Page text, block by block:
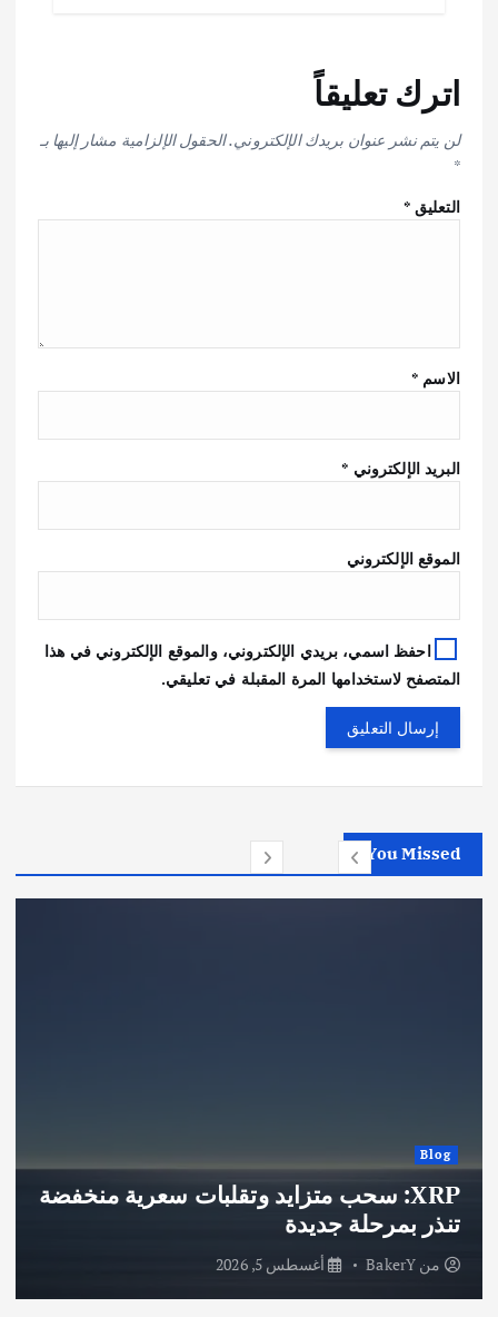
اترك تعليقاً
لن يتم نشر عنوان بريدك الإلكتروني.الحقول الإلزامية مشار إليها بـ
*
التعليق*
الاسم *
البريد الإلكتروني *
الموقع الإلكتروني
احفظ اسمي، بريدي الإلكتروني، والموقع الإلكتروني في هذا
المتصفح لاستخدامها المرة المقبلة في تعليقي.
You Missed
Blog
XRP: سحب متزايد وتقلبات سعرية منخفضة
تنذر بمرحلة جديدة
من BakerY أغسطس 5, 2026